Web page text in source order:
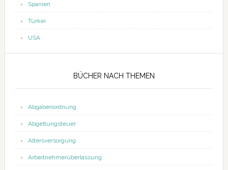
Spanien
Türkei
USA
BÜCHER NACH THEMEN
Abgabenordnung
Abgeltungsteuer
Altersversorgung
Arbeitnehmerüberlassung